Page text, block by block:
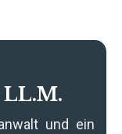
und ein